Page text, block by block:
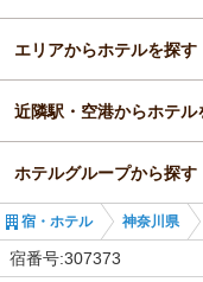
神奈川県
箱根
強羅駅
エリアからホテルを探す
神奈川県
箱根
強羅駅
近隣駅・空港からホテル
足柄駅
松田駅
ホテルグループから探す
全国のリブマックスホ
宿・ホテル 神奈川県
宿番号:307373